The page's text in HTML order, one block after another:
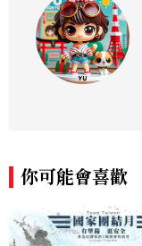
你可能會喜歡